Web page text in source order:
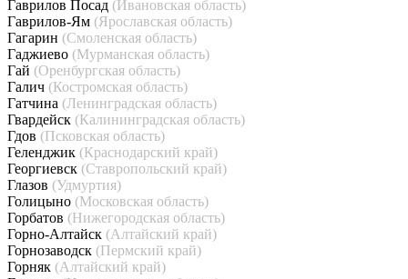
Гаврилов Посад (Ивановская область)
Гаврилов-Ям (Ярославская область)
Гагарин (Смоленская область)
Гаджиево (Мурманская область)
Гай (Оренбургская область)
Галич (Костромская область)
Гатчина (Ленинградская область)
Гвардейск (Калининградская область)
Гдов (Псковская область)
Геленджик (Краснодарский край)
Георгиевск (Ставропольский край)
Глазов (Удмуртия)
Голицыно (Московская область)
Горбатов (Нижегородская область)
Горно-Алтайск (Алтайский край)
Горнозаводск (Пермский край)
Горняк (Алтайский край)